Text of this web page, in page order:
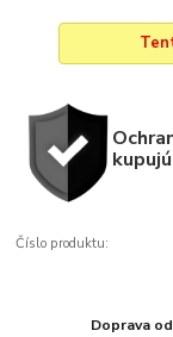
Číslo produktu:
Doprava